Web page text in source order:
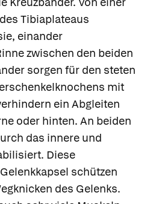
Tibiaplateaus
einander
zwischen den beiden
sorgen für den steten
mit
ein Abgleiten
oder hinten. An beiden
das innere und
Diese
schützen
des Gelenks.